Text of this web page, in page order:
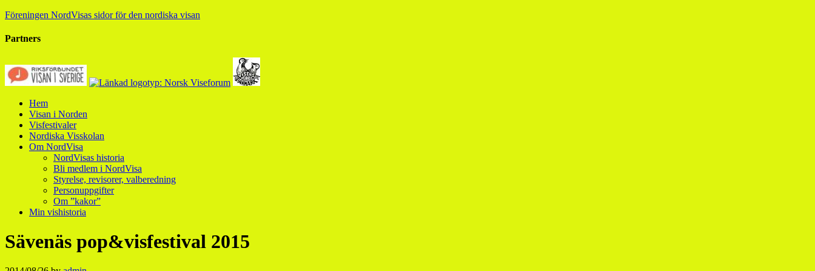
Föreningen NordVisas sidor för den nordiska visan
Partners
Hem
Visan i Norden
Visfestivaler
Nordiska Visskolan
Om NordVisa
NordVisas historia
Bli medlem i NordVisa
Styrelse, revisorer, valberedning
Personuppgifter
Om ”kakor”
Min vishistoria
Sävenäs pop&visfestival 2015